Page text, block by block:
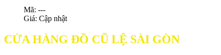
Mã: ---
Giá: Cập nhật
CỬA HÀNG ĐỒ CŨ LỆ SÀI GÒN